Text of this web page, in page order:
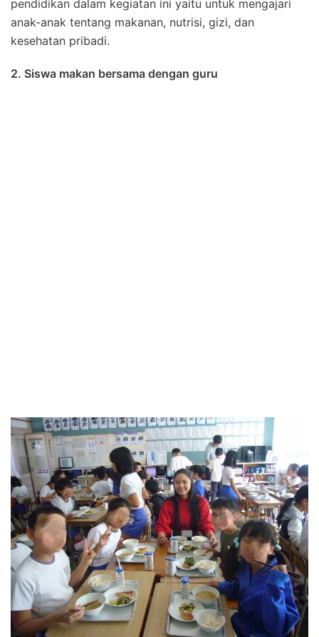
pendidikan dalam kegiatan ini yaitu untuk mengajari
anak-anak tentang makanan, nutrisi, gizi, dan
kesehatan pribadi.
2. Siswa makan bersama dengan guru